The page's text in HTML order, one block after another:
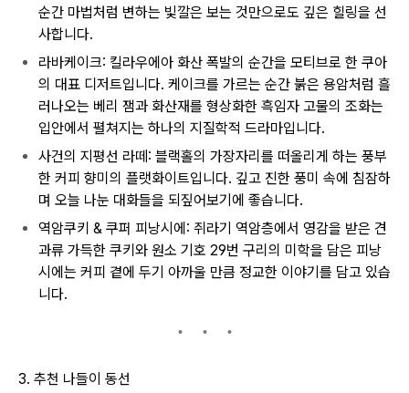
순간 마법처럼 변하는 빛깔은 보는 것만으로도 깊은 힐링을 선
사합니다.
라바케이크: 킬라우에아 화산 폭발의 순간을 모티브로 한 쿠아
의 대표 디저트입니다. 케이크를 가르는 순간 붉은 용암처럼 흘
러나오는 베리 잼과 화산재를 형상화한 흑임자 고물의 조화는
입안에서 펼쳐지는 하나의 지질학적 드라마입니다.
사건의 지평선 라떼: 블랙홀의 가장자리를 떠올리게 하는 풍부
한 커피 향미의 플랫화이트입니다. 깊고 진한 풍미 속에 침잠하
며 오늘 나눈 대화들을 되짚어보기에 좋습니다.
역암쿠키 & 쿠퍼 피낭시에: 쥐라기 역암층에서 영감을 받은 견
과류 가득한 쿠키와 원소 기호 29번 구리의 미학을 담은 피낭
시에는 커피 곁에 두기 아까울 만큼 정교한 이야기를 담고 있습
니다.
3. 추천 나들이 동선